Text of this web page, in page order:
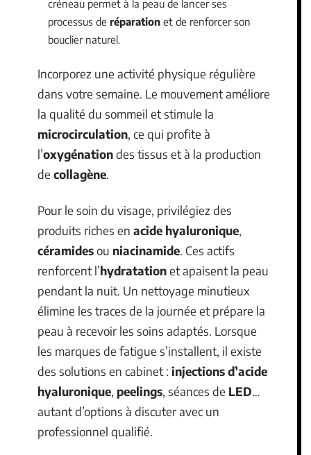
créneau permet à la peau de lancer ses
processus de réparation et de renforcer son
bouclier naturel.
Incorporez une activité physique régulière
dans votre semaine. Le mouvement améliore
la qualité du sommeil et stimule la
microcirculation, ce qui profite à
l’oxygénationdes tissus et à la production
de collagène.
Pour le soin du visage, privilégiez des
produits riches en acide hyaluronique,
céramidesou niacinamide. Ces actifs
renforcent l’hydratationet apaisent la peau
pendant la nuit. Un nettoyage minutieux
élimine les traces de la journée et prépare la
peau à recevoir les soins adaptés. Lorsque
les marques de fatigue s’installent, il existe
des solutions en cabinet : injections d’acide
hyaluronique, peelings, séances de LED…
autant d’options à discuter avec un
professionnel qualifié.